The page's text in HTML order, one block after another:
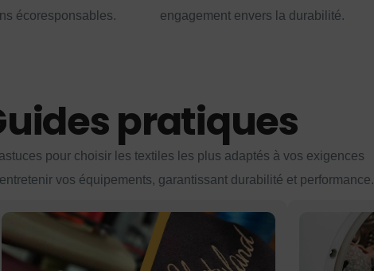
écoresponsables.
engagement envers la durabilité.
pratiques
pour choisir les textiles les plus adaptés à vos exigences
vos équipements, garantissant durabilité et performance.